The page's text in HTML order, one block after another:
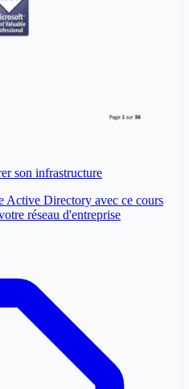
son infrastructure
Active Directory avec ce cours
réseau d'entreprise